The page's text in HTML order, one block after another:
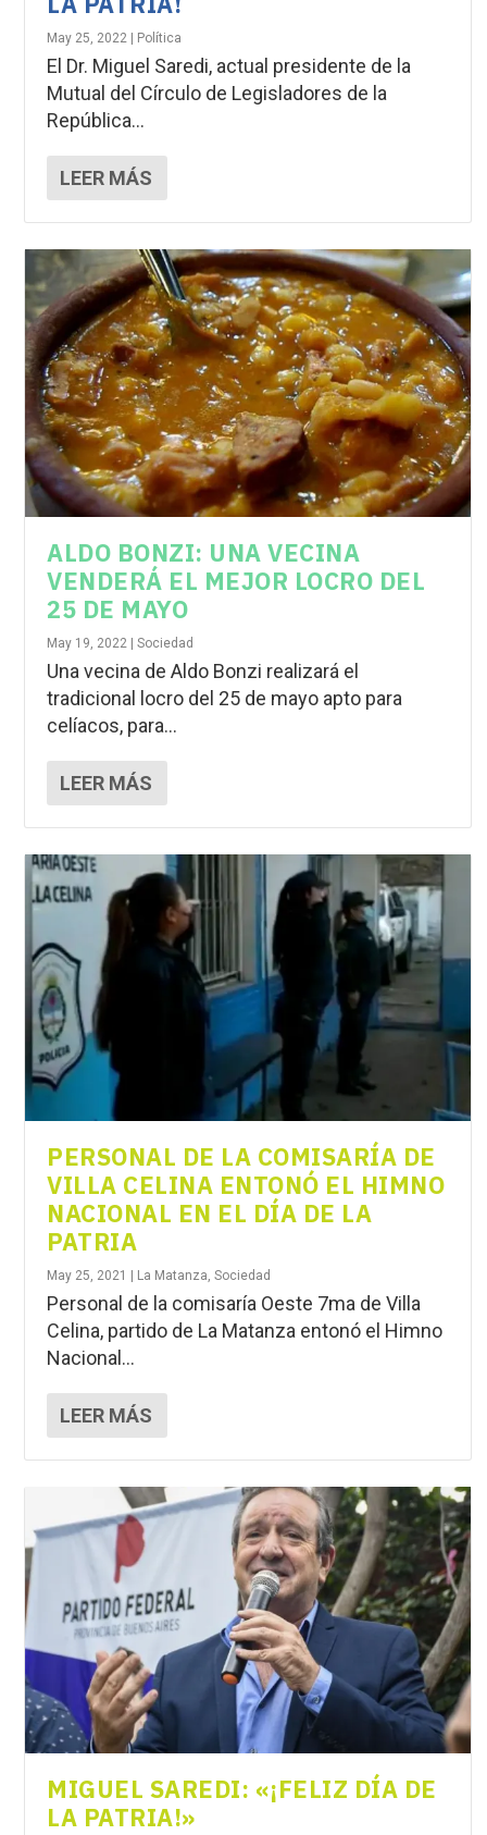
May 25, 2022 Política
El Dr. Miguel Saredi, actual presidente de la
Mutual del Círculo de Legisladores de la
República...
LEER MÁS
ALDO BONZI: UNA VECINA
VENDERÁ EL MEJOR LOCRO DEL
25 DE MAYO
May 19, 2022 |Sociedad
Una vecina de Aldo Bonzi realizará el
tradicional locro del 25 de mayo apto para
celíacos, para...
LEER MÁS
PERSONAL DE LA COMISARÍA DE
VILLA CELINA ENTONÓ EL HIMNO
NACIONAL EN EL DÍA DE LA
PATRIA
May 25, 2021 La Matanza,Sociedad
Personal de la comisaría Oeste 7ma de Villa
Celina, partido de La Matanza entonó el Himno
Nacional...
LEER MÁS
MIGUEL SAREDI: «¡FELIZ DÍA DE
LA PATRIA!»